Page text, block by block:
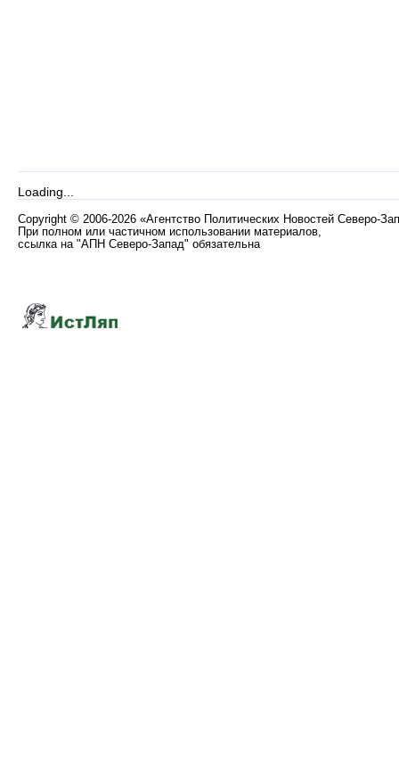
Loading...
Copyright © 2006-2026 «Агентство Политических Новостей Северо-
При полном или частичном использовании материалов,
ссылка на "АПН Северо-Запад" обязательна